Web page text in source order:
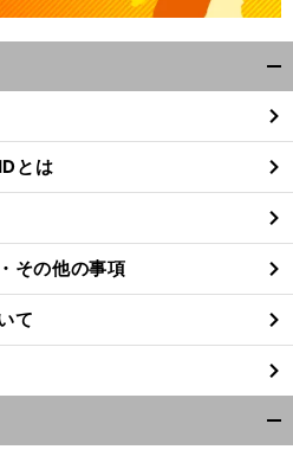
閉
る
とは
その他の事項
て